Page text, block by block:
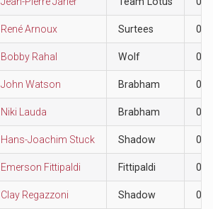
René Arnoux Surtees 0
Bobby Rahal Wolf 0
John Watson Brabham 0
Niki Lauda Brabham 0
Hans-Joachim Stuck Shadow 0
Emerson Fittipaldi Fittipaldi 0
Clay Regazzoni Shadow 0